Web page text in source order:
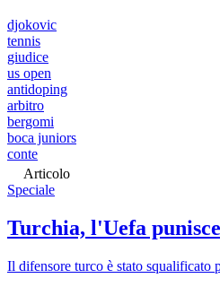
djokovic
tennis
giudice
us open
antidoping
arbitro
bergomi
boca juniors
conte
Articolo
Speciale
Turchia, l'Uefa
Il difensore turco è stato squalificato